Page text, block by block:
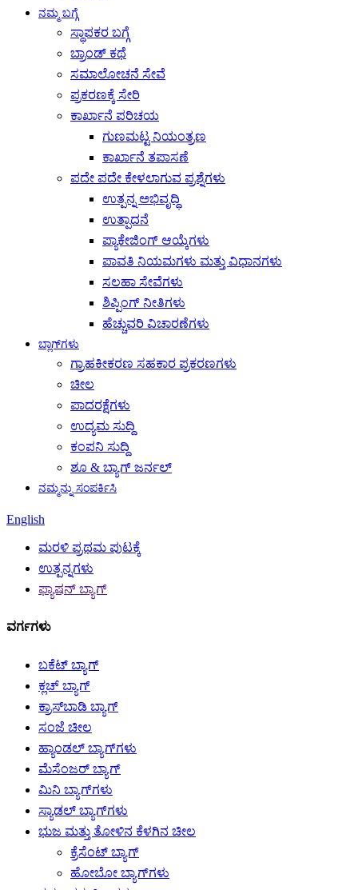
ನಮ್ಮ ಬಗ್ಗೆ
ಸ್ಥಾಪಕರ ಬಗ್ಗೆ
ಬ್ರಾಂಡ್ ಕಥೆ
ಸಮಾಲೋಚನೆ ಸೇವೆ
ಪ್ರಕರಣಕ್ಕೆ ಸೇರಿ
ಕಾರ್ಖಾನೆ ಪರಿಚಯ
ಗುಣಮಟ್ಟ ನಿಯಂತ್ರಣ
ಕಾರ್ಖಾನೆ ತಪಾಸಣೆ
ಪದೇ ಪದೇ ಕೇಳಲಾಗುವ ಪ್ರಶ್ನೆಗಳು
ಉತ್ಪನ್ನ ಅಭಿವೃದ್ಧಿ
ಉತ್ಪಾದನೆ
ಪ್ಯಾಕೇಜಿಂಗ್ ಆಯ್ಕೆಗಳು
ಪಾವತಿ ನಿಯಮಗಳು ಮತ್ತು ವಿಧಾನಗಳು
ಸಲಹಾ ಸೇವೆಗಳು
ಶಿಪ್ಪಿಂಗ್ ನೀತಿಗಳು
ಹೆಚ್ಚುವರಿ ವಿಚಾರಣೆಗಳು
ಬ್ಲಾಗ್‌ಗಳು
ಗ್ರಾಹಕೀಕರಣ ಸಹಕಾರ ಪ್ರಕರಣಗಳು
ಚೀಲ
ಪಾದರಕ್ಷೆಗಳು
ಉದ್ಯಮ ಸುದ್ದಿ
ಕಂಪನಿ ಸುದ್ದಿ
ಶೂ & ಬ್ಯಾಗ್ ಜರ್ನಲ್
ನಮ್ಮನ್ನು ಸಂಪರ್ಕಿಸಿ
English
ಮರಳಿ ಪ್ರಥಮ ಪುಟಕ್ಕೆ
ಉತ್ಪನ್ನಗಳು
ಫ್ಯಾಷನ್ ಬ್ಯಾಗ್
ವರ್ಗಗಳು
ಬಕೆಟ್ ಬ್ಯಾಗ್
ಕ್ಲಚ್ ಬ್ಯಾಗ್
ಕ್ರಾಸ್‌ಬಾಡಿ ಬ್ಯಾಗ್
ಸಂಜೆ ಚೀಲ
ಹ್ಯಾಂಡಲ್ ಬ್ಯಾಗ್‌ಗಳು
ಮೆಸೆಂಜರ್ ಬ್ಯಾಗ್
ಮಿನಿ ಬ್ಯಾಗ್‌ಗಳು
ಸ್ಯಾಡಲ್ ಬ್ಯಾಗ್‌ಗಳು
ಭುಜ ಮತ್ತು ತೋಳಿನ ಕೆಳಗಿನ ಚೀಲ
ಕ್ರೆಸೆಂಟ್ ಬ್ಯಾಗ್
ಹೋಬೋ ಬ್ಯಾಗ್‌ಗಳು